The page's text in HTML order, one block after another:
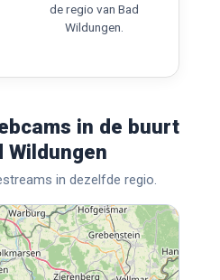
de regio van Bad
Wildungen.
in de buurt
Wildungen
in dezelfde regio.